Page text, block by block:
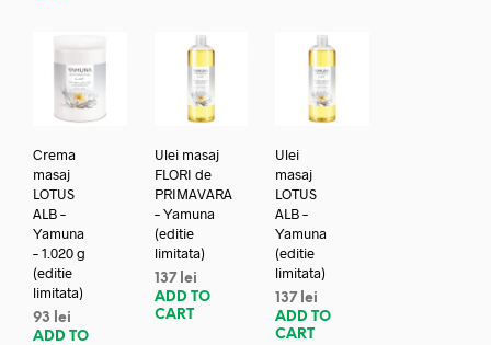
Crema
masaj
LOTUS
ALB –
Yamuna
– 1.020 g
(editie
limitata)
93
lei
ADD TO
Ulei masaj
FLORI de
PRIMAVARA
– Yamuna
(editie
limitata)
137 lei
ADD TO
CART
Ulei
masaj
LOTUS
ALB –
Yamuna
(editie
limitata)
137 lei
ADD TO
CART